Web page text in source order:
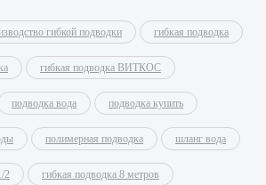
гибкой подводки гибкая подводка
гибкая подводка ВИТКОС
подводка вода подводка купить
полимерная подводка шланг вода
2 гибкая подводка 8 метров